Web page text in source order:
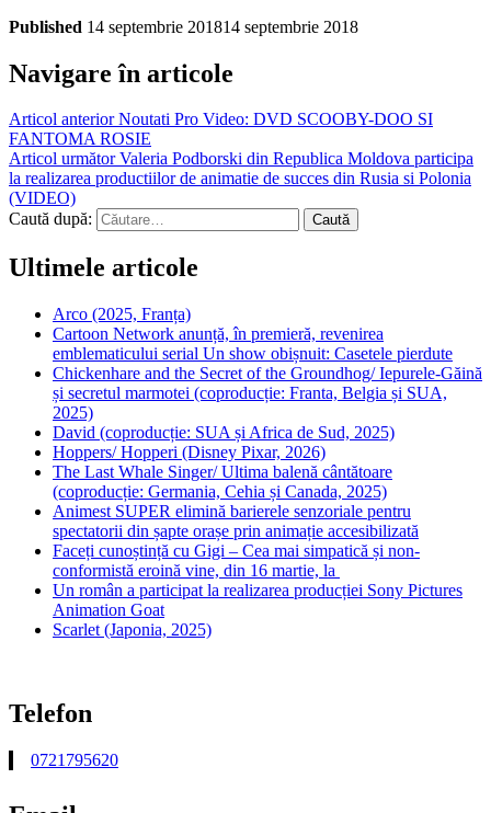
Published 14 septembrie 201814 septembrie 2018
Navigare în articole
Articol anteriorNoutati Pro Video: DVD SCOOBY-DOO SI
FANTOMA ROSIE
Articol următorValeria Podborski din Republica Moldova participa
la realizarea productiilor de animatie de succes din Rusia si Polonia
(VIDEO)
Caută după:
Ultimele articole
Arco (2025, Franța)
Cartoon Network anunță, în premieră, revenirea
emblematicului serial Un show obișnuit: Casetele pierdute
Chickenhare and the Secret of the Groundhog/ Iepurele-Găină
și secretul marmotei (coproducție: Franta, Belgia și SUA,
2025)
David (coproducție: SUA și Africa de Sud, 2025)
Hoppers/ Hopperi (Disney Pixar, 2026)
The Last Whale Singer/ Ultima balenă cântătoare
(coproducție: Germania, Cehia și Canada, 2025)
Animest SUPER elimină barierele senzoriale pentru
spectatorii din șapte orașe prin animație accesibilizată
Faceți cunoștință cu Gigi – Cea mai simpatică și non-
conformistă eroină vine, din 16 martie, la
Un român a participat la realizarea producției Sony Pictures
Animation Goat
Scarlet (Japonia, 2025)
Telefon
0721795620